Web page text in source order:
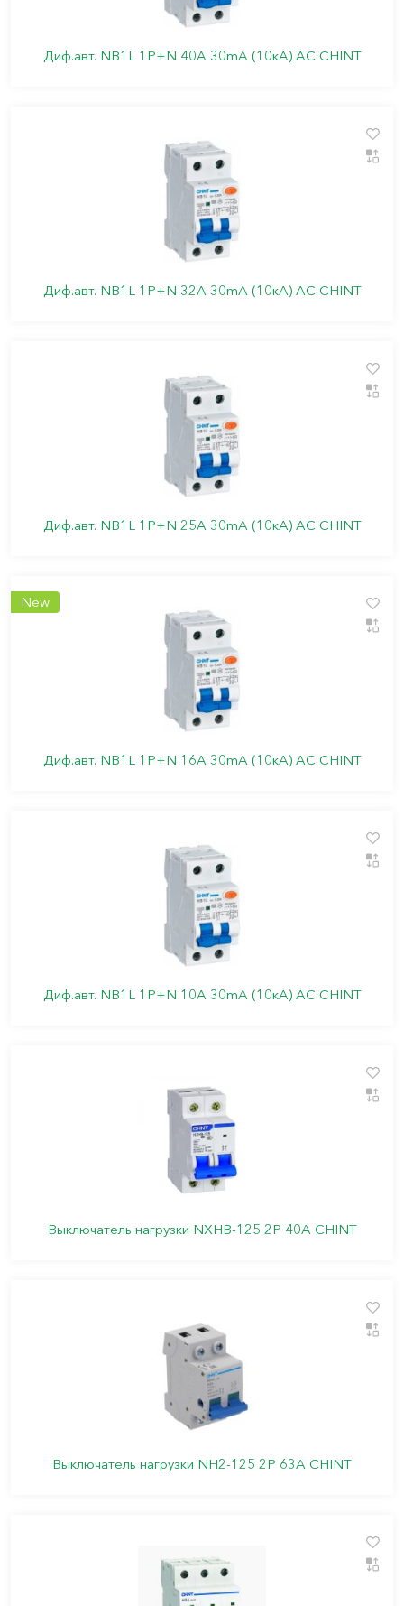
Диф.авт. NB1L 1P+N 40А 30mA (10кА) АС CHINT
Диф.авт. NB1L 1P+N 32А 30mA (10кА) АС CHINT
Диф.авт. NB1L 1P+N 25А 30mA (10кА) АС CHINT
New
Диф.авт. NB1L 1P+N 16А 30mA (10кА) АС CHINT
Диф.авт. NB1L 1P+N 10А 30mA (10кА) АС CHINT
Выключатель нагрузки NXHB-125 2P 40A CHINT
Выключатель нагрузки NH2-125 2P 63A CHINT